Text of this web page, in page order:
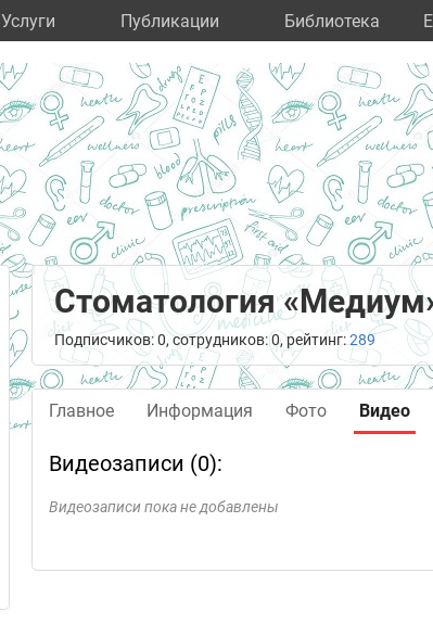
Услуги Публикации Библиотека
Стоматология
Подписчиков: 0, сотрудников: 0, рейтинг:289
Главное Информация Фото Видео
Видеозаписи (0):
Видеозаписи пока не добавлены